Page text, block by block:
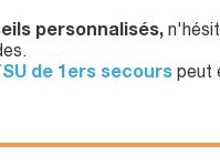
personnalisés,
de 1ers secours peut